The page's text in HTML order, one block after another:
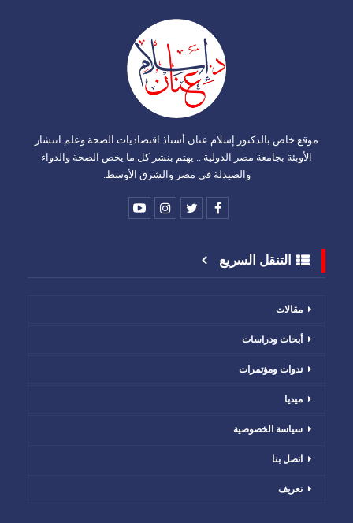
موقع خاص بالدكتور إسلام عنان أستاذ اقتصاديات الصحة وعلم انتشار
الأوبئة بجامعة مصر الدولية .. يهتم بنشر كل ما يخص الصحة والدواء
والصيدلة في مصر والشرق الأوسط.
التنقل السريع
مقالات
أبحاث ودراسات
ندوات ومؤتمرات
ميديا
سياسة الخصوصية
اتصل بنا
تعريف